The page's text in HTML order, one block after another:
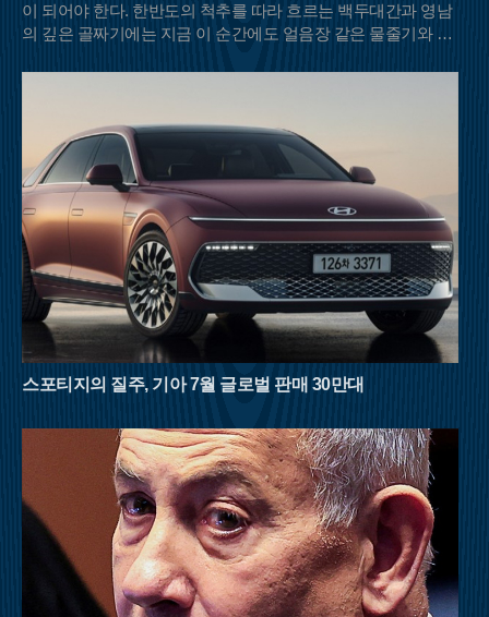
이 되어야 한다. 한반도의 척추를 따라 흐르는 백두대간과 영남
의 깊은 골짜기에는 지금 이 순간에도 얼음장 같은 물줄기와 울
해발 1,242m의 고산임에도 불구하고 날카로운 암릉 대신 부드러
운 흙길이 이어져 여름철 산행의 피로도를 덜어준다. 특히 북쪽
자락의 물한계곡은 이름처럼 물이 너무 차가워 오래 발을 담그기
힘들 정도로 강력한 냉기를 자랑한다. 하늘이 보이지 않을 만큼
빽빽하게 들어선 원시림은 강렬한 햇볕을 차단해 주며, 삼도봉
정상에 서면 세 갈래의 문화와 방언이 교차하는 화합의 풍경을
마주할 수 있다.백두대간의 웅장한 기운을 느끼고 싶다면 경북
문경과 충북 괴산의 경계에 솟은 대야산이 제격이다. 속리산국립
공원의 비경을 고스란히 간직한 이곳은 거대한 화강암 암릉미가
돋보이는 산이다. 대야산의 여름을 완성하는 것은 단연 용추계곡
과 선유동계곡이다. 오랜 세월 물살이 빚어낸 하트 모양의 용추
폭포는 보는 것만으로도 청량감을 선사하며, 조선 시대 학자 이
덕형이 사랑했던 선유동계곡은 고즈넉한 풍류를 더한다. 육산의
의 반전미를 보여준다.영남의 숨은 보석으로 불리는 밀양 구만산
은 거대한 수직 절벽이 만들어낸 협곡미가 일품이다. 임진왜란
당시 구만 명의 백성이 피신해 목숨을 구했다는 전설이 내려올
만큼 계곡이 깊고 험준하다. 남쪽의 통수골 계곡은 수백 미터 높
이의 화강암 벼랑이 양옆으로 솟아 있어 마치 설악산의 천불동계
곡을 옮겨놓은 듯한 착각을 불러일으킨다. 좁은 협곡 사이로 불
어오는 차가운 산바람은 외부 기온보다 훨씬 낮은 온도를 유지하
며, 거대한 바위 벽이 천연 차양막 역할을 해 뙤약볕을 효과적으
스포티지의 질주, 기아 7월 글로벌 판매 30만대